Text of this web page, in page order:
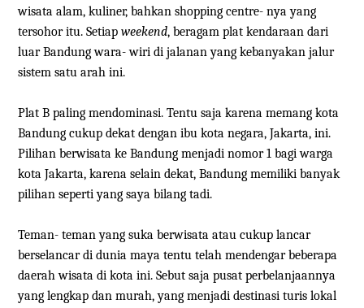
wisata alam, kuliner, bahkan shopping centre- nya yang
tersohor itu. Setiapweekend, beragam plat kendaraan dari
luar Bandung wara- wiri di jalanan yang kebanyakan jalur
sistem satu arah ini.
Plat B paling mendominasi. Tentu saja karena memang kota
Bandung cukup dekat dengan ibu kota negara, Jakarta, ini.
Pilihan berwisata ke Bandung menjadi nomor 1 bagi warga
kota Jakarta, karena selain dekat, Bandung memiliki banyak
pilihan seperti yang saya bilang tadi.
Teman- teman yang suka berwisata atau cukup lancar
berselancar di dunia maya tentu telah mendengar beberapa
daerah wisata di kota ini. Sebut saja pusat perbelanjaannya
yang lengkap dan murah, yang menjadi destinasi turis lokal